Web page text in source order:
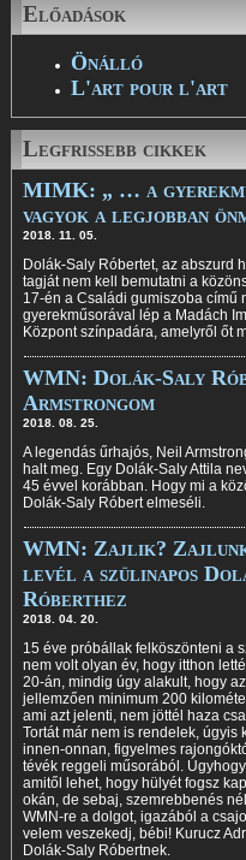
Előadások
Önálló
L'art pour l'art
Legfrissebb cikkek
MIMK: „ … a
vagyok a legjobban
2018. 11. 05.
Dolák-Saly Róbertet, az abszurd
tagját nem kell bemutatni a
17-én a Családi gumiszoba című
gyerekműsorával lép a Madách
Központ színpadára, amelyről őt
WMN: Dolák-Saly
Armstrongom
2018. 08. 25.
A legendás űrhajós, Neil
halt meg. Egy Dolák-Saly Attila
45 évvel korábban. Hogy mi a
Dolák-Saly Róbert elmeséli.
WMN: Zajlik?
levél a szülinapos
Róberthez
2018. 04. 20.
15 éve próbállak felköszönteni a
nem volt olyan év, hogy itthon
20-án, mindig úgy alakult, hogy
jellemzően minimum 200
ami azt jelenti, nem jöttél haza
Tortát már nem is rendelek, úgyis
innen-onnan, figyelmes
tévék reggeli műsorából.
amitől lehet, hogy hülyét fogsz
okán, de sebaj, szemrebbenés
WMN-re a dolgot, igazából a
velem veszekedj, bébi! Kurucz
Dolák-Saly Róbertnek.